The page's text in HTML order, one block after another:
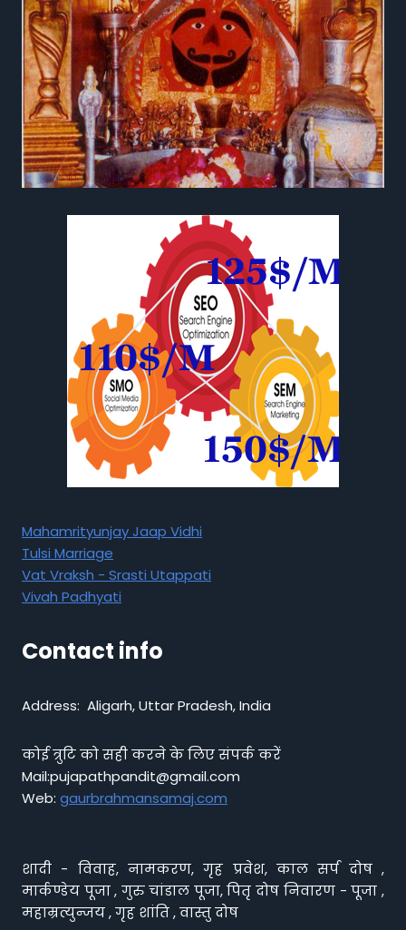
Mahamrityunjay Jaap Vidhi
Tulsi Marriage
Vat Vraksh - Srasti Utappati
Vivah Padhyati
Contact info
Address: Aligarh, Uttar Pradesh, India
कोई त्रुटि को सही करने के लिए संपर्क करें
Mail:pujapathpandit@gmail.com
Web: gaurbrahmansamaj.com
शादी - विवाह, नामकरण, गृह प्रवेश, काल सर्प दोष ,
मार्कण्डेय पूजा , गुरु चांडाल पूजा, पितृ दोष निवारण - पूजा ,
महाम्रत्युन्जय , गृह शांति , वास्तु दोष